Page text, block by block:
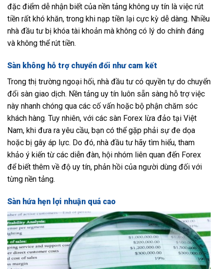
đặc điểm dễ nhận biết của nền tảng không uy tín là việc rút
tiền rất khó khăn, trong khi nạp tiền lại cực kỳ dễ dàng. Nhiều
nhà đầu tư bị khóa tài khoản mà không có lý do chính đáng
và không thể rút tiền.
Sàn không hỗ trợ chuyển đổi như cam kết
Trong thị trường ngoại hối, nhà đầu tư có quyền tự do chuyển
đổi sàn giao dịch. Nền tảng uy tín luôn sẵn sàng hỗ trợ việc
này nhanh chóng qua các cố vấn hoặc bộ phận chăm sóc
khách hàng. Tuy nhiên, với các sàn Forex lừa đảo tại Việt
Nam, khi đưa ra yêu cầu, bạn có thể gặp phải sự đe dọa
hoặc bị gây áp lực. Do đó, nhà đầu tư hãy tìm hiểu, tham
khảo ý kiến từ các diễn đàn, hội nhóm liên quan đến Forex
để biết thêm về độ uy tín, phản hồi của người dùng đối với
từng nền tảng.
Sàn hứa hẹn lợi nhuận quá cao